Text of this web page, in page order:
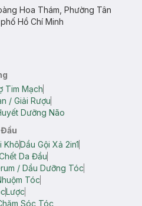
Hoa Thám, Phường Tân
Hồ Chí Minh
Tim Mạch
/ Giải Rượu
Dưỡng Não
KhôDầu Gội Xả 2in1
Da Đầu
/ Dầu Dưỡng Tóc
Tóc
Lược
Sóc Tóc